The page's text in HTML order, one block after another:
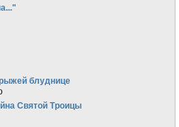
блуднице
Святой Троицы